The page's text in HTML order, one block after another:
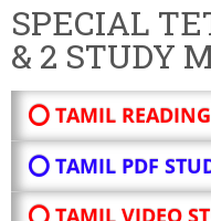
SPECIAL
& 2 STUDY
⭕ TAMIL
⭕ TAMIL PDF